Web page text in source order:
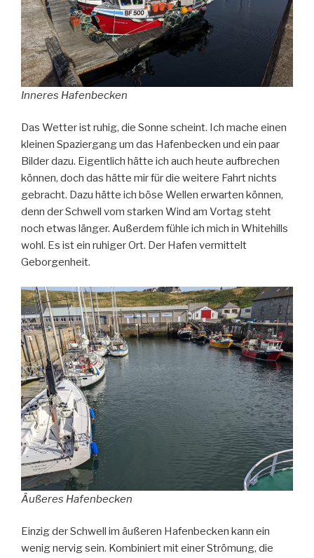
Inneres Hafenbecken
Das Wetter ist ruhig, die Sonne scheint. Ich mache einen
kleinen Spaziergang um das Hafenbecken und ein paar
Bilder dazu. Eigentlich hätte ich auch heute aufbrechen
können, doch das hätte mir für die weitere Fahrt nichts
gebracht. Dazu hätte ich böse Wellen erwarten können,
denn der Schwell vom starken Wind am Vortag steht
noch etwas länger. Außerdem fühle ich mich in Whitehills
wohl. Es ist ein ruhiger Ort. Der Hafen vermittelt
Geborgenheit.
Äußeres Hafenbecken
Einzig der Schwell im äußeren Hafenbecken kann ein
wenig nervig sein. Kombiniert mit einer Strömung, die